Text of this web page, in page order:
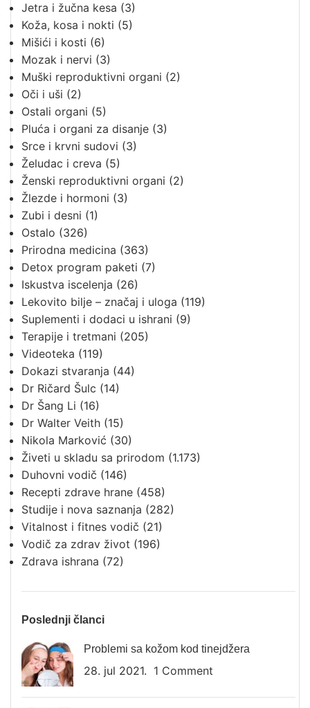
Jetra i žučna kesa (3)
Koža, kosa i nokti (5)
Mišići i kosti (6)
Mozak i nervi (3)
Muški reproduktivni organi (2)
Oči i uši (2)
Ostali organi (5)
Pluća i organi za disanje (3)
Srce i krvni sudovi (3)
Želudac i creva (5)
Ženski reproduktivni organi (2)
Žlezde i hormoni (3)
Zubi i desni (1)
Ostalo (326)
Prirodna medicina (363)
Detox program paketi (7)
Iskustva iscelenja (26)
Lekovito bilje – značaj i uloga (119)
Suplementi i dodaci u ishrani (9)
Terapije i tretmani (205)
Videoteka (119)
Dokazi stvaranja (44)
Dr Ričard Šulc (14)
Dr Šang Li (16)
Dr Walter Veith (15)
Nikola Marković (30)
Živeti u skladu sa prirodom (1.173)
Duhovni vodič (146)
Recepti zdrave hrane (458)
Studije i nova saznanja (282)
Vitalnost i fitnes vodič (21)
Vodič za zdrav život (196)
Zdrava ishrana (72)
Poslednji članci
Problemi sa kožom kod tinejdžera
28. jul 2021. 1 Comment